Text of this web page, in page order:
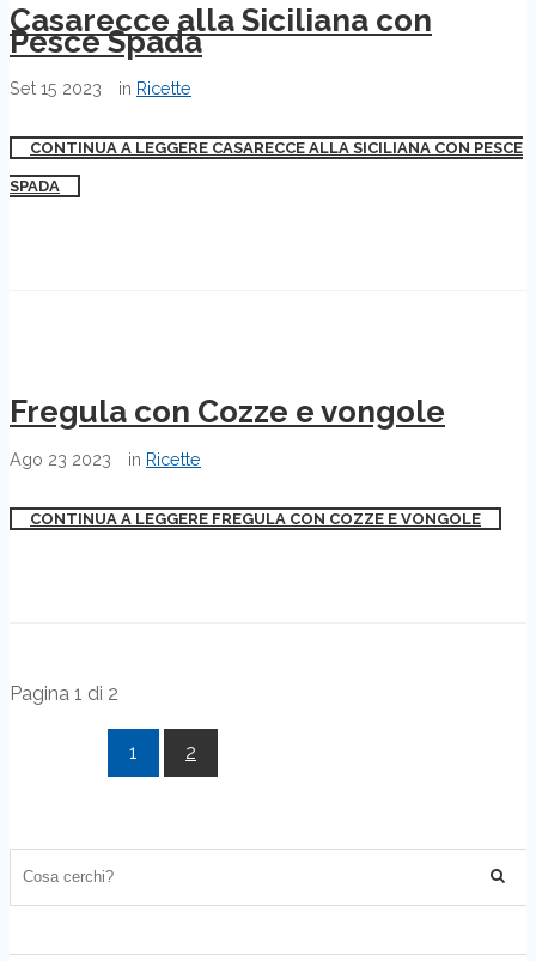
Casarecce alla Siciliana con
Pesce Spada
Set 15 2023 in Ricette
CONTINUA A LEGGERE CASARECCE ALLA SICILIANA CON PESCE
SPADA
Fregula con Cozze e vongole
Ago 23 2023 in Ricette
CONTINUA A LEGGERE FREGULA CON COZZE E VONGOLE
Pagina 1 di 2
1 2